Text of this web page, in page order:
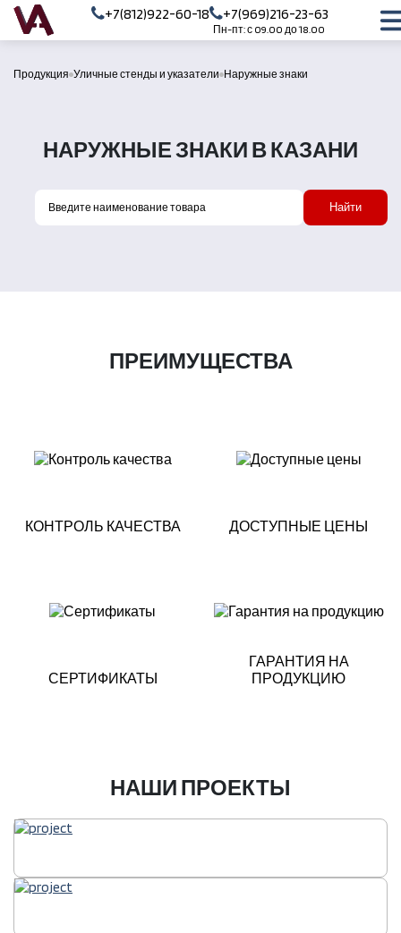
+7(812)922-60-18 +7(969)216-23-63
Пн-пт: с 09.00 до 18.00
Продукция Уличные стенды и указатели Наружные знаки
НАРУЖНЫЕ ЗНАКИ В КАЗАНИ
Найти
ПРЕИМУЩЕСТВА
КОНТРОЛЬ КАЧЕСТВА ДОСТУПНЫЕ ЦЕНЫ
СЕРТИФИКАТЫ
ГАРАНТИЯ НА
ПРОДУКЦИЮ
НАШИ ПРОЕКТЫ